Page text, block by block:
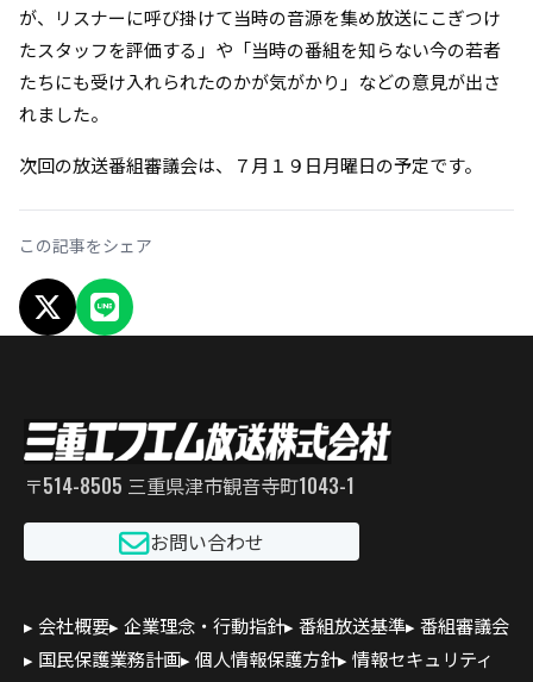
が、リスナーに呼び掛けて当時の音源を集め放送にこぎつけ
たスタッフを評価する」や「当時の番組を知らない今の若者
たちにも受け入れられたのかが気がかり」などの意見が出さ
れました。
次回の放送番組審議会は、７月１９日月曜日の予定です。
この記事をシェア
X でシェア
LINEでシェア
〒514-8505 三重県津市観音寺町1043-1
お問い合わせ
会社概要 企業理念・行動指針 番組放送基準 番組審議会
国民保護業務計画 個人情報保護方針 情報セキュリティ